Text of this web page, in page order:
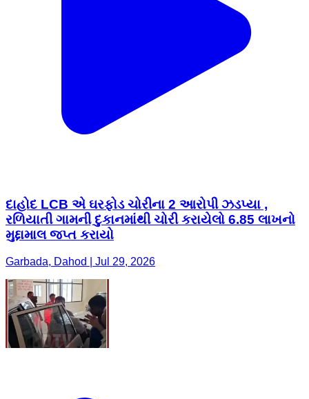
દાહોદ LCB એ ઘરફોડ ચોરીના 2 આરોપી ઝડપ્યા ,
રળિયાતી ગામની દુકાનમાંથી ચોરી કરાયેલો 6.85 લાખનો
મુદ્દામાલ જપ્ત કરાયો
Garbada, Dahod | Jul 29, 2026